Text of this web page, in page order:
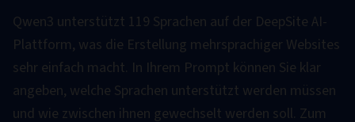
Qwen3 unterstützt 119 Sprachen auf der DeepSite AI-
Plattform, was die Erstellung mehrsprachiger Websites
sehr einfach macht. In Ihrem Prompt können Sie klar
angeben, welche Sprachen unterstützt werden müssen
und wie zwischen ihnen gewechselt werden soll. Zum